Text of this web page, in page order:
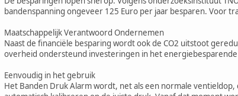
bandenspanning ongeveer 125 Euro per jaar besparen. Voor
Maatschappelijk Verantwoord Ondernemen
Naast de financiële besparing wordt ook de CO2 uitstoot
overheid ondersteund investeringen in het
Eenvoudig in het gebruik
Het Banden Druk Alarm wordt, net als een normale